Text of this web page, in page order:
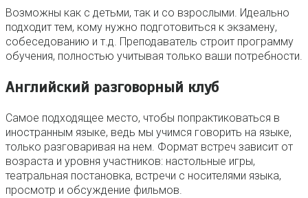
Возможны как с детьми, так и со взрослыми. Идеально
подходит тем, кому нужно подготовиться к экзамену,
собеседованию и т.д. Преподаватель строит программу
обучения, полностью учитывая только ваши потребности.
Английский разговорный клуб
Самое подходящее место, чтобы попрактиковаться в
иностранным языке, ведь мы учимся говорить на языке,
только разговаривая на нем. Формат встреч зависит от
возраста и уровня участников: настольные игры,
театральная постановка, встречи с носителями языка,
просмотр и обсуждение фильмов.